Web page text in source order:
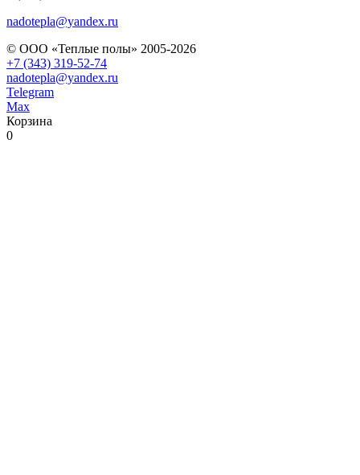
nadotepla@yandex.ru
© ООО «Теплые полы» 2005-2026
+7 (343) 319-52-74
nadotepla@yandex.ru
Telegram
Max
Корзина
0